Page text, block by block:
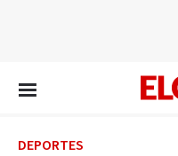
DEPORTES